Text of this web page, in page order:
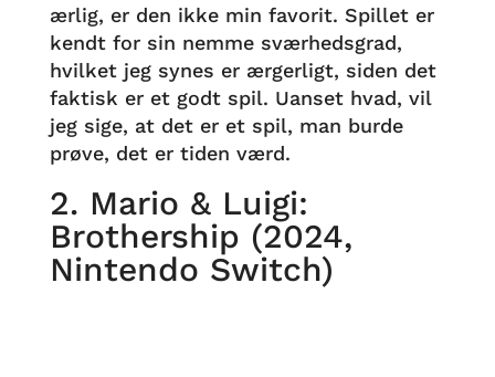
ærlig, er den ikke min favorit. Spillet er
kendt for sin nemme sværhedsgrad,
hvilket jeg synes er ærgerligt, siden det
faktisk er et godt spil. Uanset hvad, vil
jeg sige, at det er et spil, man burde
prøve, det er tiden værd.
2. Mario & Luigi:
Brothership (2024,
Nintendo Switch)